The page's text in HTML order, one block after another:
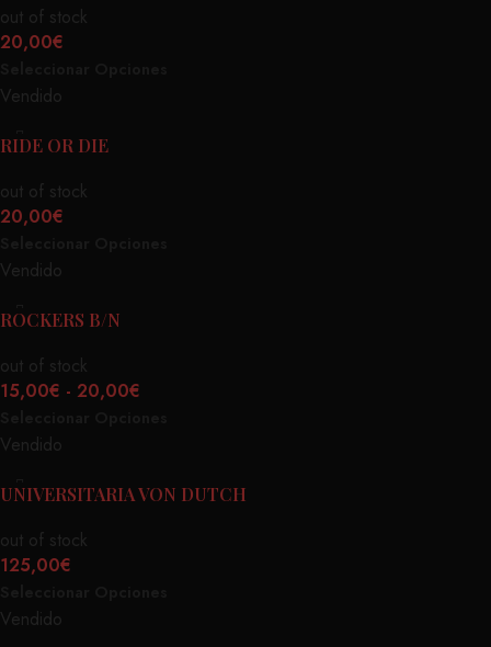
out of stock
20,00€
Vendido
RIDE OR DIE
out of stock
20,00€
Vendido
ROCKERS B/N
out of stock
15,00€ - 20,00€
Vendido
UNIVERSITARIA VON DUTCH
out of stock
125,00€
Vendido